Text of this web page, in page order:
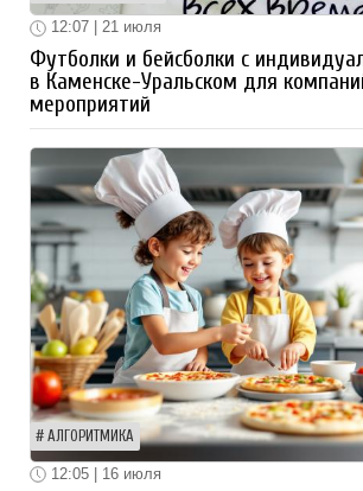
12:07 | 21 июля
Футболки и бейсболки с
в Каменске-Уральском для
мероприятий
АЛГОРИТМИКА
12:05 | 16 июля